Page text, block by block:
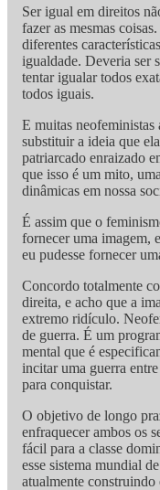
Ser igual em direitos
fazer as mesmas
diferentes
igualdade. Deveria ser
tentar igualar todos
todos iguais.
E muitas neofeministas
substituir a ideia que
patriarcado enraizado
que isso é um mito,
dinâmicas em nossa
É assim que o
fornecer uma imagem,
eu pudesse fornecer
Concordo totalmente
direita, e acho que a
extremo ridículo.
de guerra. É um
mental que é
incitar uma guerra
para conquistar.
O objetivo de longo
enfraquecer ambos os
fácil para a classe
esse sistema mundial
atualmente